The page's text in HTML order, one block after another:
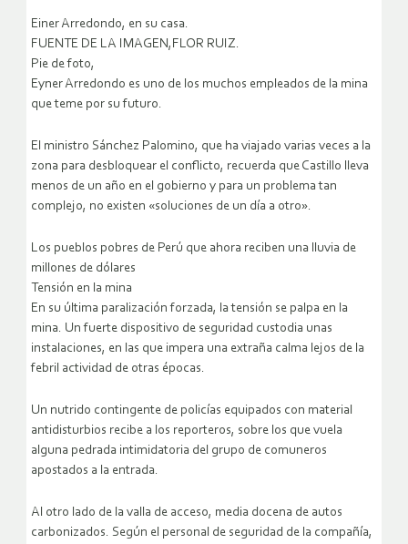
Einer Arredondo, en su casa.
FUENTE DE LA IMAGEN,FLOR RUIZ.
Pie de foto,
Eyner Arredondo es uno de los muchos empleados de la mina
que teme por su futuro.
El ministro Sánchez Palomino, que ha viajado varias veces a la
zona para desbloquear el conflicto, recuerda que Castillo lleva
menos de un año en el gobierno y para un problema tan
complejo, no existen «soluciones de un día a otro».
Los pueblos pobres de Perú que ahora reciben una lluvia de
millones de dólares
Tensión en la mina
En su última paralización forzada, la tensión se palpa en la
mina. Un fuerte dispositivo de seguridad custodia unas
instalaciones, en las que impera una extraña calma lejos de la
febril actividad de otras épocas.
Un nutrido contingente de policías equipados con material
antidisturbios recibe a los reporteros, sobre los que vuela
alguna pedrada intimidatoria del grupo de comuneros
apostados a la entrada.
Al otro lado de la valla de acceso, media docena de autos
carbonizados. Según el personal de seguridad de la compañía,